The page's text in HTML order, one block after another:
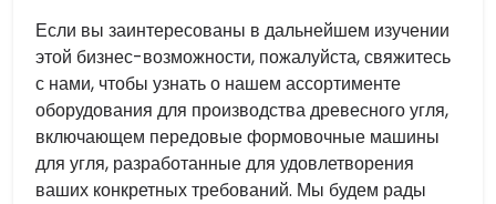
Если вы заинтересованы в дальнейшем изучении
этой бизнес-возможности, пожалуйста, свяжитесь
с нами, чтобы узнать о нашем ассортименте
оборудования для производства древесного угля,
включающем передовые формовочные машины
для угля, разработанные для удовлетворения
ваших конкретных требований. Мы будем рады